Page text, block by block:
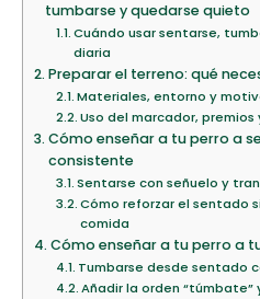
tumbarse y quedarse quieto
Cuándo usar sentarse,
diaria
Preparar el terreno: qué
Materiales, entorno y
Uso del marcador,
Cómo enseñar a tu perro a
consistente
Sentarse con señuelo y
Cómo reforzar el sentado
comida
Cómo enseñar a tu perro a
Tumbarse desde sentado
Añadir la orden “túmbate”